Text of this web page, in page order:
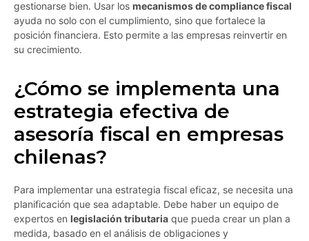
gestionarse bien. Usar los mecanismos de compliance fiscal
ayuda no solo con el cumplimiento, sino que fortalece la
posición financiera. Esto permite a las empresas reinvertir en
su crecimiento.
¿Cómo se implementa una
estrategia efectiva de
asesoría fiscal en empresas
chilenas?
Para implementar una estrategia fiscal eficaz, se necesita una
planificación que sea adaptable. Debe haber un equipo de
expertos en legislación tributaria que pueda crear un plan a
medida, basado en el análisis de obligaciones y